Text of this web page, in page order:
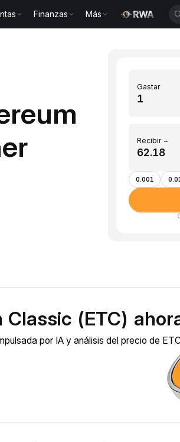
Finanzas Más
Gastar
Recibir ~
0.001
(ETC)
por IA y análisis del precio de